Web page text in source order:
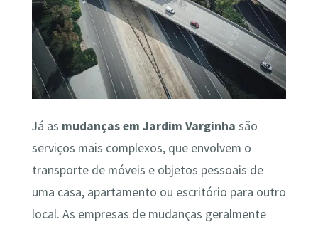
Já as mudanças em Jardim Varginha são
serviços mais complexos, que envolvem o
transporte de móveis e objetos pessoais de
uma casa, apartamento ou escritório para outro
local. As empresas de mudanças geralmente